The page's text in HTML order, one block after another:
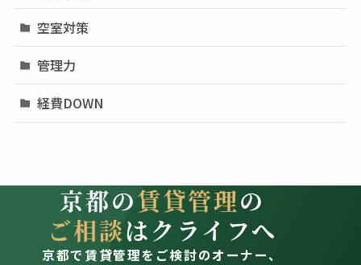
空室対策
管理力
経費DOWN
京都の賃貸管理の
ご相談はクライフへ
京都で賃貸管理をご検討のオーナー、